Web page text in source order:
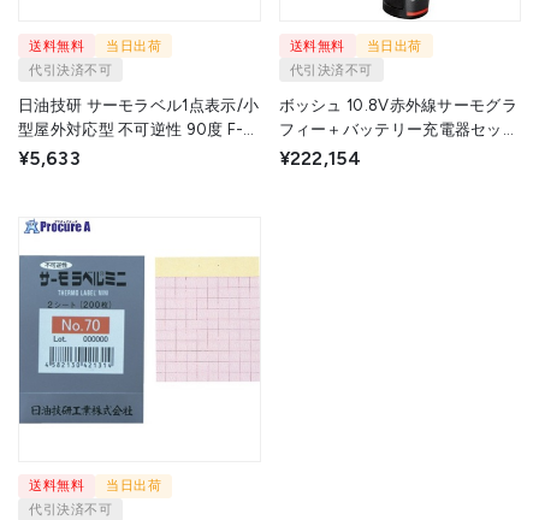
送料無料
当日出荷
代引決済不可
日油技研 サーモラベル1点表示/小
型屋外対応型 不可逆性 90度 F-
90 1ケース ▼838-5065
¥5,633
送料無料
当日出荷
代引決済不可
ボッシュ 10.8V赤外線サーモグラ
フィー＋バッテリー充電器セット
GTC600CNSET 1台 ▼684-
¥222,154
送料無料
当日出荷
代引決済不可